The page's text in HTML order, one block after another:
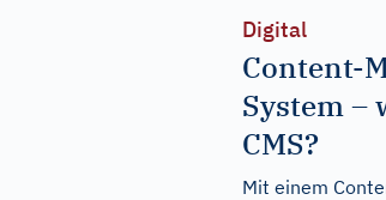
Digital
Content-
System –
CMS?
Mit einem